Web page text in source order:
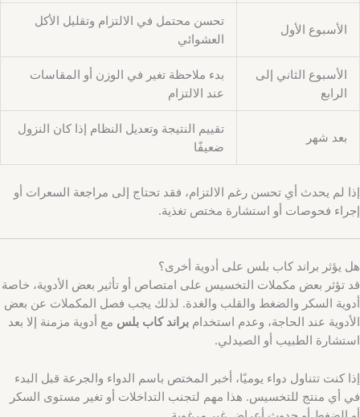
الأسبوع الأول
تحسن محتمل في الالتزام وتقليل الأكل
العشوائي
الأسبوع الثاني إلى
الرابع
بدء ملاحظة تغير في الوزن أو المقاسات
عند الالتزام
بعد شهر
تقييم النتيجة وتعديل النظام إذا كان النزول
ضعيفًا
إذا لم يحدث أي تحسن رغم الالتزام، فقد تحتاج إلى مراجعة السعرات أو
إجراء فحوصات أو استشارة مختص تغذية.
هل يؤثر براند كاب بلس على أدوية أخرى؟
قد تؤثر بعض مكملات التخسيس على امتصاص أو تأثير بعض الأدوية، خاصة
أدوية السكر والضغط والقلب والغدة. لذلك يجب فصل المكملات عن بعض
الأدوية عند الحاجة، وعدم استخدام براند كاب بلس مع أدوية مزمنة إلا بعد
استشارة الطبيب أو الصيدلي.
إذا كنت تتناول دواء يوميًا، أخبر المختص باسم الدواء والجرعة قبل البدء
في أي منتج للتخسيس. هذا مهم لتجنب التداخلات أو تغير مستوى السكر